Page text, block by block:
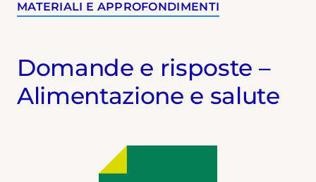
MATERIALI E APPROFONDIMENTI
Domande e risposte –
Alimentazione e salute